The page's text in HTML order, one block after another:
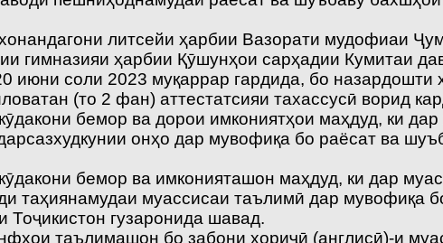
литсейи ҳарбии Вазорати мудофиаи
ҳарбии Қӯшунҳои сарҳадии Кумитаи
июни соли 2023 муқаррар гардида, бо назардошти
(то 2 фан) аттестатсияи тахассусӣ ворид
бемор ва дорои имкониятҳои маҳдуд, ки
онҳо дар мувофиқа бо раёсат ва
бемор ва имконияташон маҳдуд, ки дар
таҳиянамудаи муассисаи таълимӣ дар мувофиқа
гузаронида шавад.
таълимашон бо забони хориҷӣ (англисӣ)-и